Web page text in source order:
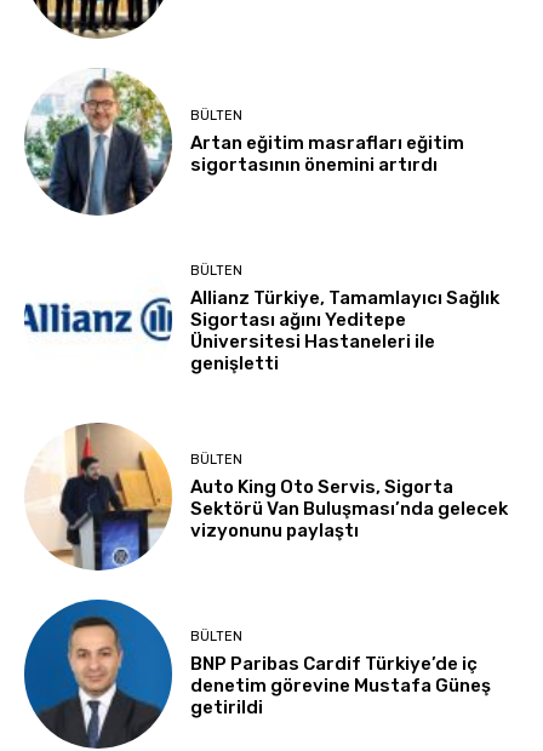
BÜLTEN
Artan eğitim masrafları eğitim
sigortasının önemini artırdı
BÜLTEN
Allianz Türkiye, Tamamlayıcı Sağlık
Sigortası ağını Yeditepe
Üniversitesi Hastaneleri ile
genişletti
BÜLTEN
Auto King Oto Servis, Sigorta
Sektörü Van Buluşması’nda gelecek
vizyonunu paylaştı
BÜLTEN
BNP Paribas Cardif Türkiye’de iç
denetim görevine Mustafa Güneş
getirildi